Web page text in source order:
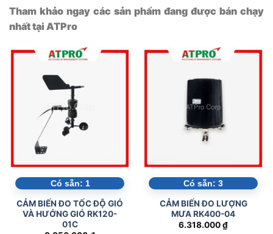
Tham khảo ngay các sản phẩm đang được bán chạy
nhất tại ATPro
Có sẵn: 1
CẢM BIẾN ĐO TỐC ĐỘ GIÓ
VÀ HƯỚNG GIÓ RK120-
01C
Có sẵn: 3
CẢM BIẾN ĐO LƯỢNG
MƯA RK400-04
6.318.000₫